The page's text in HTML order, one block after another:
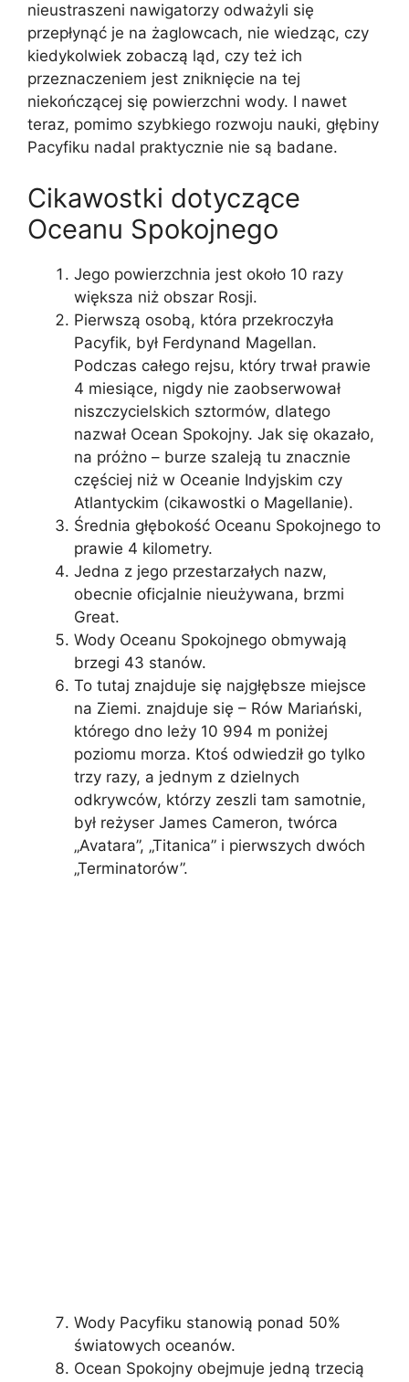
nieustraszeni nawigatorzy odważyli się
przepłynąć je na żaglowcach, nie wiedząc, czy
kiedykolwiek zobaczą ląd, czy też ich
przeznaczeniem jest zniknięcie na tej
niekończącej się powierzchni wody. I nawet
teraz, pomimo szybkiego rozwoju nauki, głębiny
Pacyfiku nadal praktycznie nie są badane.
Cikawostki dotyczące
Oceanu Spokojnego
Jego powierzchnia jest około 10 razy
większa niż obszar Rosji.
Pierwszą osobą, która przekroczyła
Pacyfik, był Ferdynand Magellan.
Podczas całego rejsu, który trwał prawie
4 miesiące, nigdy nie zaobserwował
niszczycielskich sztormów, dlatego
nazwał Ocean Spokojny. Jak się okazało,
na próżno – burze szaleją tu znacznie
częściej niż w Oceanie Indyjskim czy
Atlantyckim (cikawostki o Magellanie).
Średnia głębokość Oceanu Spokojnego to
prawie 4 kilometry.
Jedna z jego przestarzałych nazw,
obecnie oficjalnie nieużywana, brzmi
Great.
Wody Oceanu Spokojnego obmywają
brzegi 43 stanów.
To tutaj znajduje się najgłębsze miejsce
na Ziemi. znajduje się – Rów Mariański,
którego dno leży 10 994 m poniżej
poziomu morza. Ktoś odwiedził go tylko
trzy razy, a jednym z dzielnych
odkrywców, którzy zeszli tam samotnie,
był reżyser James Cameron, twórca
„Avatara”, „Titanica” i pierwszych dwóch
„Terminatorów”.
Wody Pacyfiku stanowią ponad 50%
światowych oceanów.
Ocean Spokojny obejmuje jedną trzecią